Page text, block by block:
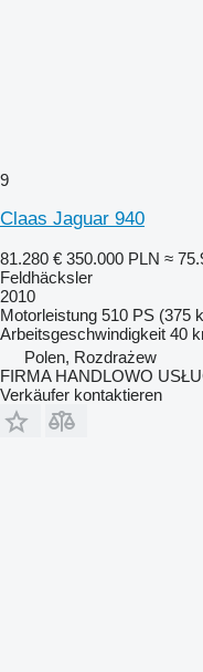
9
Claas Jaguar 940
81.280 € 350.000 PLN ≈
Feldhäcksler
2010
Motorleistung 510 PS (375
Arbeitsgeschwindigkeit 40
Polen, Rozdrażew
FIRMA HANDLOWO
Verkäufer kontaktieren